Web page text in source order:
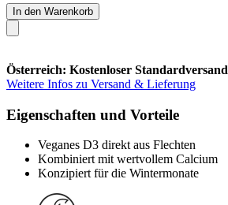
In den Warenkorb
Österreich: Kostenloser Standardversand
Weitere Infos zu Versand & Lieferung
Eigenschaften und Vorteile
Veganes D3 direkt aus Flechten
Kombiniert mit wertvollem Calcium
Konzipiert für die Wintermonate